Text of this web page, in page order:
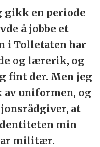
gikk en periode
å jobbe et
i Tolletaten har
og lærerik, og
fint der. Men jeg
uniformen, og
at
min
militær.